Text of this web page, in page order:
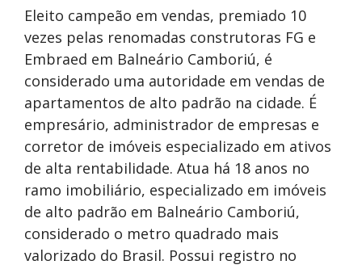
Eleito campeão em vendas, premiado 10
vezes pelas renomadas construtoras FG e
Embraed em Balneário Camboriú, é
considerado uma autoridade em vendas de
apartamentos de alto padrão na cidade. É
empresário, administrador de empresas e
corretor de imóveis especializado em ativos
de alta rentabilidade. Atua há 18 anos no
ramo imobiliário, especializado em imóveis
de alto padrão em Balneário Camboriú,
considerado o metro quadrado mais
valorizado do Brasil. Possui registro no